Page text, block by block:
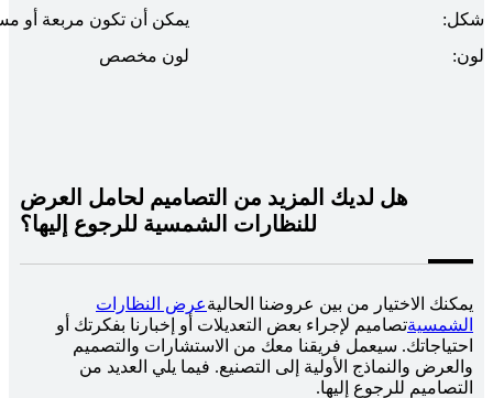
شكل:
يمكن أن تكون مربعة أو
لون:
لون مخصص
هل لديك المزيد من التصاميم لحامل العرض
للنظارات الشمسية للرجوع إليها؟
يمكنك الاختيار من بين عروضنا الحاليةعرض النظارات
الشمسيةتصاميم لإجراء بعض التعديلات أو إخبارنا بفكرتك أو
احتياجاتك. سيعمل فريقنا معك من الاستشارات والتصميم
والعرض والنماذج الأولية إلى التصنيع. فيما يلي العديد من
التصاميم للرجوع إليها.